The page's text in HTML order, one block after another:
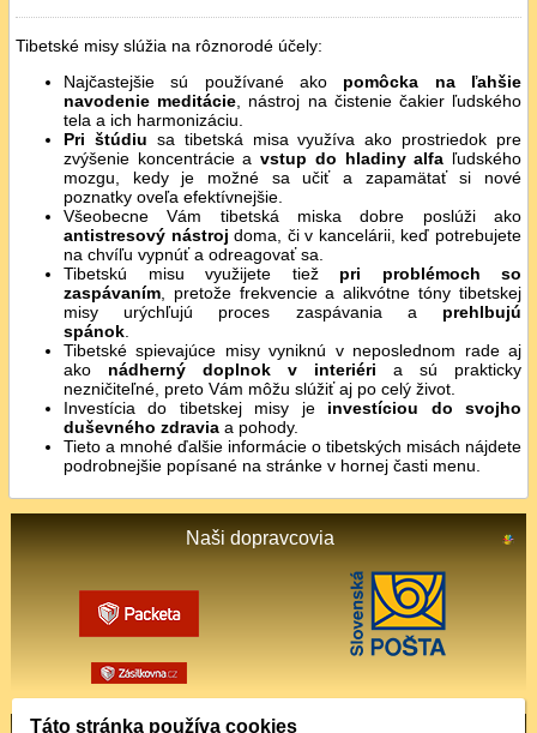
Naši dopravcovia
Tibetské misy slúžia na rôznorodé účely:
Najčastejšie sú používané ako pomôcka na ľahšie
navodenie meditácie , nástroj na čistenie čakier ľudského
tela a ich harmonizáciu.
Pri štúdiu sa tibetská misa využíva ako prostriedok pre
zvýšenie koncentrácie avstup do hladiny alfa ľudského
mozgu, kedy je možné sa učiť a zapamätať si nové
poznatky oveľa efektívnejšie.
Všeobecne Vám tibetská miska dobre poslúži ako
antistresový nástroj doma, či v kancelárii, keď potrebujete
na chvíľu vypnúť a odreagovať sa.
Tibetskú misu využijete tiež pri problémoch so
zaspávaním , pretože frekvencie a alikvótne tóny tibetskej
misy urýchľujú proces zaspávania a prehlbujú
spánok
Tibetské spievajúce misy vyniknú v neposlednom rade aj
ako nádherný doplnok v interiéri a sú prakticky
nezničiteľné, preto Vám môžu slúžiť aj po celý život.
Investícia do tibetskej misy je investíciou do svojho
duševného zdravia a pohody.
Tieto a mnohé ďalšie informácie o tibetských misách nájdete
podrobnejšie popísané na stránke v hornej časti menu.
Táto stránka používa cookies